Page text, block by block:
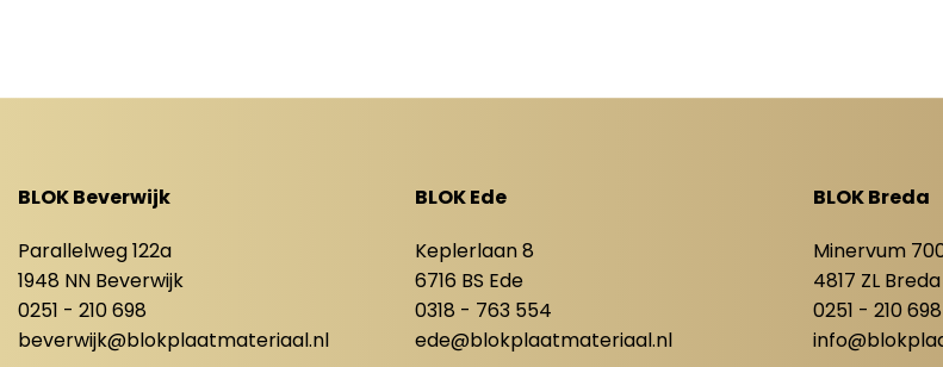
BLOK Beverwijk
Parallelweg 122a
1948 NN Beverwijk
0251 - 210 698
beverwijk@blokplaatmateriaal.nl
BLOK Ede
Keplerlaan 8
6716 BS Ede
0318 - 763 554
ede@blokplaatmateriaal.nl
BLOK Breda
Minervum
4817 ZL Breda
0251 - 210 698